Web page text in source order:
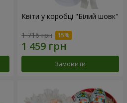
Квіти у коробці "Білий шовк"
1 716 грн
Замовити